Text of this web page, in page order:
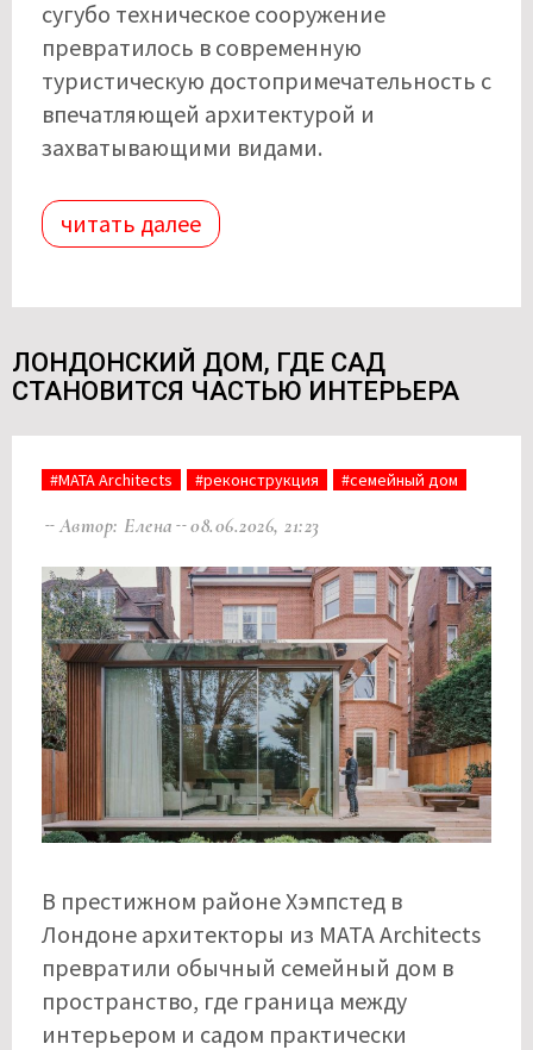
сугубо техническое сооружение
превратилось в современную
туристическую достопримечательность с
впечатляющей архитектурой и
захватывающими видами.
читать далее
ЛОНДОНСКИЙ ДОМ, ГДЕ САД
СТАНОВИТСЯ ЧАСТЬЮ ИНТЕРЬЕРА
#MATA Architects #реконструкция #семейный дом
Автор: Елена 08.06.2026, 21:23
В престижном районе Хэмпстед в
Лондоне архитекторы из MATA Architects
превратили обычный семейный дом в
пространство, где граница между
интерьером и садом практически